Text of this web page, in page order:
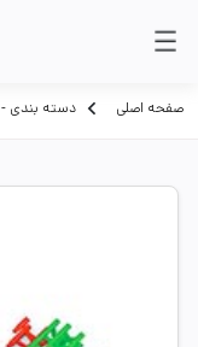
صفحه اصلی دسته بندی -